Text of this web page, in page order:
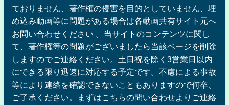
ておりません、著作権の侵害を目的としていません、埋
め込み動画等に問題がある場合は各動画共有サイト元へ
お問い合わせください 。当サイトのコンテンツに関し
て、著作権等の問題がございましたら当該ページを削除
しますのでご連絡ください。土日祝を除く3営業日以内
にできる限り迅速に対応する予定です。不慮による事故
等により連絡を確認できないこともありますので何卒、
ご了承ください。まずはこちらの問い合わせよりご連絡